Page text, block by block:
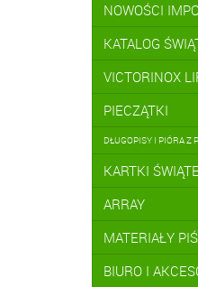
NOWOŚCI
KATALOG
VICTORINOX
PIECZĄTKI
DŁUGOPISY I PIÓRA Z
KARTKI
ARRAY
MATERIAŁY
BIURO I